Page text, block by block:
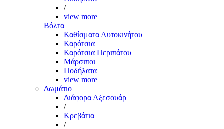
/
view more
Βόλτα
Καθίσματα Αυτοκινήτου
Καρότσια
Καρότσια Περιπάτου
Μάρσιποι
Ποδήλατα
view more
Δωμάτιο
Διάφορα Αξεσουάρ
/
Κρεβάτια
/